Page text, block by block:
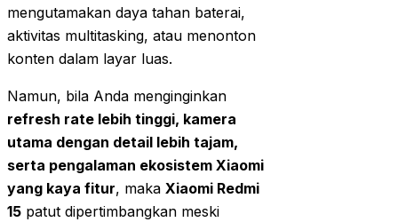
mengutamakan daya tahan baterai,
aktivitas multitasking, atau menonton
konten dalam layar luas.
Namun, bila Anda menginginkan
refresh rate lebih tinggi, kamera
utama dengan detail lebih tajam,
serta pengalaman ekosistem Xiaomi
yang kaya fitur, maka Xiaomi Redmi
15 patut dipertimbangkan meski